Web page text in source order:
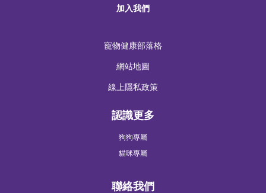
加入我們
寵物健康部落格
網站地圖
線上隱私政策
認識更多
狗狗專屬
貓咪專屬
聯絡我們